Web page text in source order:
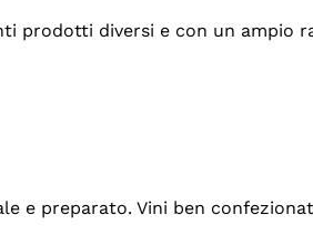
diversi e con un ampio
e preparato. Vini ben